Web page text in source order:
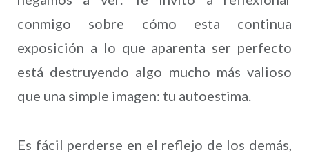
conmigo sobre cómo esta continua
exposición a lo que aparenta ser perfecto
está destruyendo algo mucho más valioso
que una simple imagen: tu autoestima.
Es fácil perderse en el reflejo de los demás,